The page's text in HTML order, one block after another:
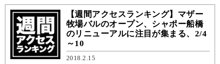
【週間アクセスランキング】マザー
牧場バルのオープン、シャポー船橋
のリニューアルに注目が集まる、2/4
～10
2018.2.15